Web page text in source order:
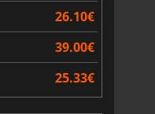
26.10€
39.00€
25.33€